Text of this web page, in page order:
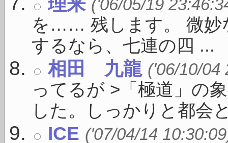
('06/05/19
を…… 残します。 微妙
するなら、七連の四 ...
相田 九龍 ('06/10/04
ってるが >「極道」の
した。しっかりと都会
ICE ('07/04/14